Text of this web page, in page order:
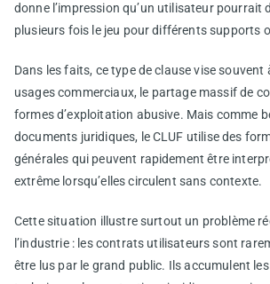
donne l’impression qu’un utilisateur pourrait
plusieurs fois le jeu pour différents supports
Dans les faits, ce type de clause vise souvent
usages commerciaux, le partage massif de
formes d’exploitation abusive. Mais comme
documents juridiques, le CLUF utilise des
générales qui peuvent rapidement être
extrême lorsqu’elles circulent sans contexte.
Cette situation illustre surtout un problème
l’industrie : les contrats utilisateurs sont
être lus par le grand public. Ils accumulent